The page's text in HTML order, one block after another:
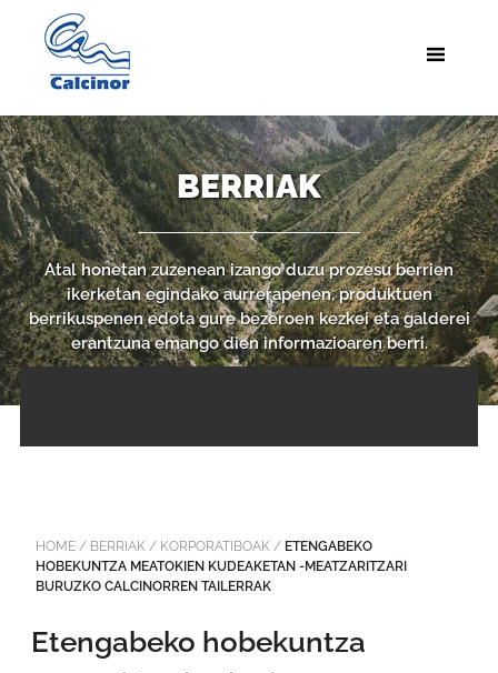
BERRIAK
Atal honetan zuzenean izango duzu prozesu berrien
ikerketan egindako aurrerapenen, produktuen
berrikuspenen edota gure bezeroen kezkei eta galderei
erantzuna emango dien informazioaren berri.
HOME/ BERRIAK/ KORPORATIBOAK/ ETENGABEKO
HOBEKUNTZA MEATOKIEN KUDEAKETAN -MEATZARITZARI
BURUZKO CALCINORREN TAILERRAK
Etengabeko hobekuntza